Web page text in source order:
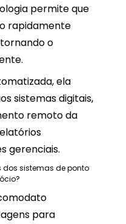
permite que
rapidamente
o
ela
sistemas digitais,
remoto da
gerenciais.
sistemas de ponto
para